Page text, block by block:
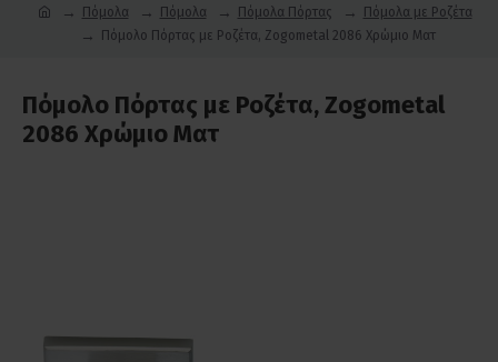
Πόμολα Πόμολα Πόμολα Πόρτας
Πόμολα με Ροζέτα
Πόμολο Πόρτας με Ροζέτα, Zogometal 2086 Χρώμιο Ματ
Πόμολο Πόρτας με Ροζέτα, Zogometal
2086 Χρώμιο Ματ